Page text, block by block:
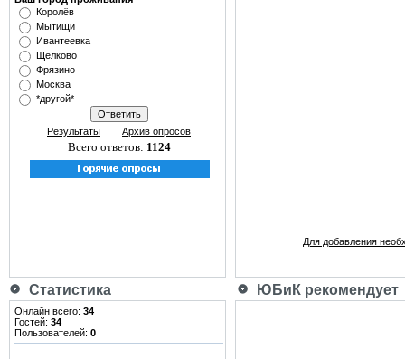
Королёв
Мытищи
Ивантеевка
Щёлково
Фрязино
Москва
*другой*
Результаты Архив опросов
Всего ответов: 1124
Для добавления
Статистика ЮБиК рекомендует
Онлайн всего: 34
Гостей: 34
Пользователей: 0